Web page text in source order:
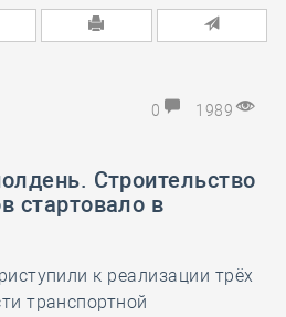
0 1989
Строительство
стартовало в
к реализации трёх
транспортной